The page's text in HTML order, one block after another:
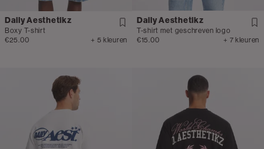
Daily Aesthetikz
Boxy T-shirt
€25.00
+ 5 kleuren
Daily Aesthetikz
T-shirt met geschreven logo
€15.00
+ 7 kleuren